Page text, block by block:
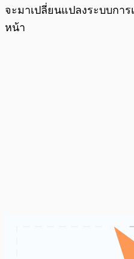
จะมาเปลี่ยนแปลงระบบกา
หน้า